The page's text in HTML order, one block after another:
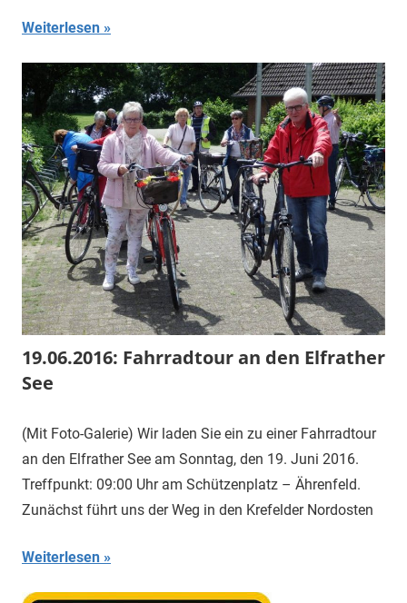
Weiterlesen
19.06.2016: Fahrradtour an den Elfrather
See
(Mit Foto-Galerie) Wir laden Sie ein zu einer Fahrradtour
an den Elfrather See am Sonntag, den 19. Juni 2016.
Treffpunkt: 09:00 Uhr am Schützenplatz – Ährenfeld.
Zunächst führt uns der Weg in den Krefelder Nordosten
Weiterlesen